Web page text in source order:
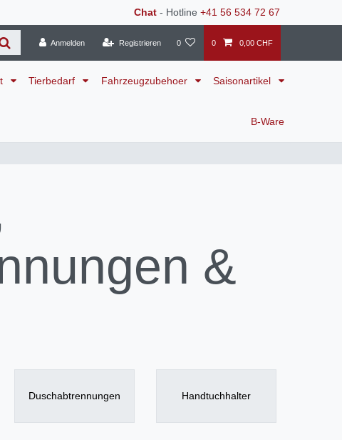
Chat - Hotline +41 56 534 72 67
Anmelden Registrieren 0 0 0,00 CHF
Tierbedarf Fahrzeugzubehoer Saisonartikel
B-Ware
&
Duschabtrennungen Handtuchhalter